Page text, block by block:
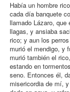
Había un hombre
cada día banquete
llamado Lázaro, que
llagas, y ansiaba
rico; y aun los
murió el mendigo, y
murió también el
estando en
seno. Entonces él,
misericordia de mí,